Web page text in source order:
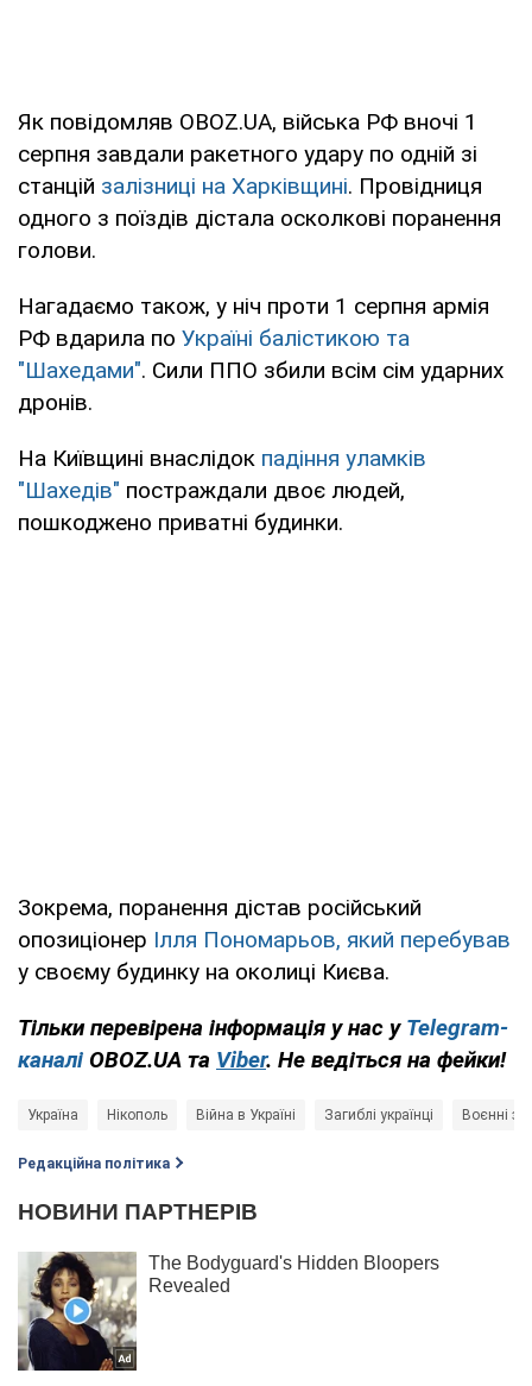
Як повідомляв OBOZ.UA, війська РФ вночі 1
серпня завдали ракетного удару по одній зі
станцій залізниці на Харківщині. Провідниця
одного з поїздів дістала осколкові поранення
голови.
Нагадаємо також, у ніч проти 1 серпня армія
РФ вдарила по Україні балістикою та
"Шахедами". Сили ППО збили всім сім ударних
дронів.
На Київщині внаслідок падіння уламків
"Шахедів" постраждали двоє людей,
пошкоджено приватні будинки.
Зокрема, поранення дістав російський
опозиціонер Ілля Пономарьов, який перебував
у своєму будинку на околиці Києва.
Тільки перевірена інформація у нас у Telegram-
каналі OBOZ.UA та Viber. Не ведіться на фейки!
Україна Нікополь Війна в Україні Загиблі українці Воєнні
Редакційна політика